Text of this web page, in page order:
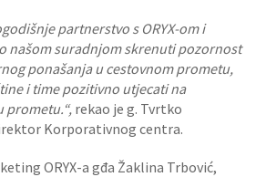
partnerstvo s ORYX-om i
našom suradnjom skrenuti pozornost
ponašanja u cestovnom prometu,
i time pozitivno utjecati na
prometu.“, rekao je g. Tvrtko
Korporativnog centra.
ORYX-a gđa Žaklina Trbović,